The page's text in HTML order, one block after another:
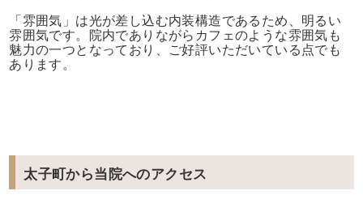
「雰囲気」は光が差し込む内装構造であるため、明るい
雰囲気です。院内でありながらカフェのような雰囲気も
魅力の一つとなっており、ご好評いただいている点でも
あります。
太子町から当院へのアクセス